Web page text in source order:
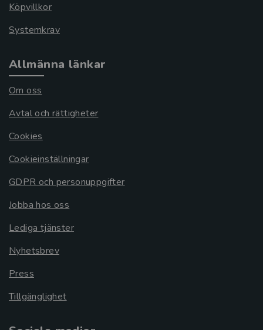
Köpvillkor
Systemkrav
Allmänna länkar
Om oss
Avtal och rättigheter
Cookies
Cookieinställningar
GDPR och personuppgifter
Jobba hos oss
Lediga tjänster
Nyhetsbrev
Press
Tillgänglighet